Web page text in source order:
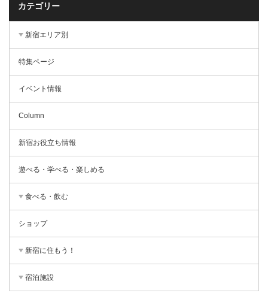
カテゴリー
新宿エリア別
特集ページ
イベント情報
Column
新宿お役立ち情報
遊べる・学べる・楽しめる
食べる・飲む
ショップ
新宿に住もう！
宿泊施設